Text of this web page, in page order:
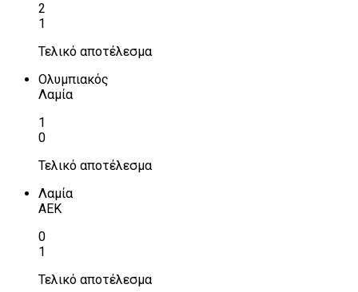
2
1
Τελικό αποτέλεσμα
Ολυμπιακός
Λαμία
1
0
Τελικό αποτέλεσμα
Λαμία
ΑΕΚ
0
1
Τελικό αποτέλεσμα